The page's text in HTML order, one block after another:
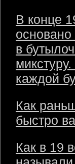
В конце
в
каждой
Как
быстро
Как в 19